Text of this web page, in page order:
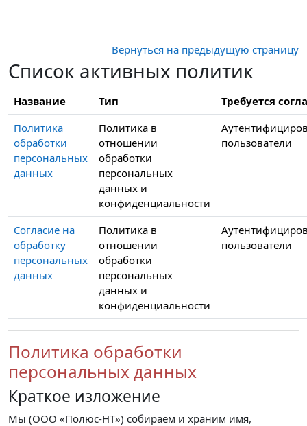
Вернуться на предыдущую страницу
Список активных политик
Название Тип
Требуется
Политика
обработки
персональных
данных
Политика в
отношении
обработки
персональных
данных и
конфиденциальности
пользователи
Согласие на
обработку
персональных
данных
Политика в
отношении
обработки
персональных
данных и
конфиденциальности
пользователи
Политика обработки
персональных данных
Краткое изложение
Мы (ООО «Полюс-НТ») собираем и храним имя,